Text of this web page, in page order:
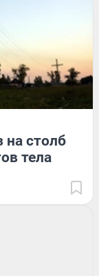
на столб
тела